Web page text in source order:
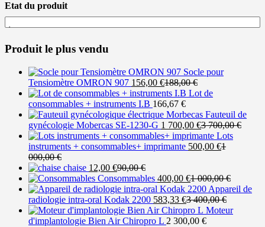
Etat du produit
Produit le plus vendu
Socle pour
Tensiomètre OMRON 907 156,00 €Le
prix
actuel
est :
156,00 €.
188,00€Le
prix
était :
188,00 €.
Lot de
consommables + instruments I.B 166,67 €
Fauteuil de
gynécologie Mobercas SE-1230-G 1 700,00 €Le
prix
actuel
700,00 €.
3 700,00€Le
Lots
instruments + consommables+ imprimante 500,00 €Le
est :
500,00 €.
1
000,00€Le
prix
initial
était :
1
000,00 €.
chaise 12,00 €Le
prix
actuel
est :
12,00 €.
90,00€Le
prix
initial
était :
90,00 €.
Consommables 400,00 €Le
prix
actuel
est :
400,00 €.
1 000,00€Le
prix
était :
Appareil de
radiologie intra-oral Kodak 2200 583,33 €Le
prix
actuel
3 400,00€Le
prix
Moteur
d'implantologie Bien Air Chiropro L 2 300,00 €